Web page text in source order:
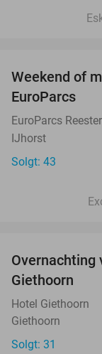
Weekend of
EuroParcs
EuroParcs
IJhorst
Solgt: 43
Overnachting
Giethoorn
Hotel Giethoorn
Giethoorn
Solgt: 31